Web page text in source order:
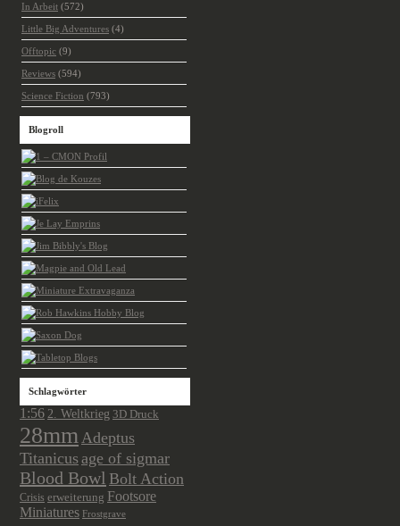
In Arbeit (572)
Little Big Adventures (4)
Offtopic (9)
Reviews (594)
Science Fiction (793)
Blogroll
Schlagwörter
1:56 2. Weltkrieg 3D Druck
28mmAdeptus
Titanicusage of sigmar
Blood Bowl Bolt Action
Crisis erweiterung Footsore
Miniatures Frostgrave